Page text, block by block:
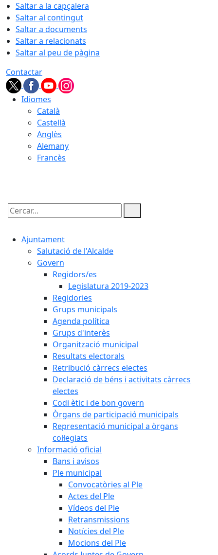
Saltar a la capçalera
Saltar al contingut
Saltar a documents
Saltar a relacionats
Saltar al peu de pàgina
Contactar
Idiomes
Català
Castellà
Anglès
Alemany
Francès
Cercar:
Ajuntament
Salutació de l'Alcalde
Govern
Regidors/es
Legislatura 2019-2023
Regidories
Grups municipals
Agenda política
Grups d'interès
Organització municipal
Resultats electorals
Retribució càrrecs electes
Declaració de béns i activitats càrrecs
electes
Codi ètic i de bon govern
Òrgans de participació municipals
Representació municipal a òrgans
col·legiats
Informació oficial
Bans i avisos
Ple municipal
Convocatòries al Ple
Actes del Ple
Vídeos del Ple
Retransmissions
Notícies del Ple
Mocions del Ple